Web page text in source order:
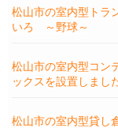
松山市の室内型トラ
いろ ～野球～
松山市の室内型コン
ックスを設置しまし
松山市の室内型貸し